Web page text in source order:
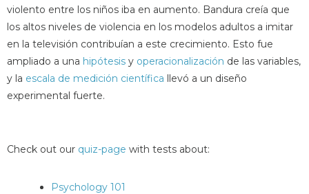
violento entre los niños iba en aumento. Bandura creía que
los altos niveles de violencia en los modelos adultos a imitar
en la televisión contribuían a este crecimiento. Esto fue
ampliado a una hipótesis y operacionalización de las variables,
y la escala de medición científica llevó a un diseño
experimental fuerte.
Check out our quiz-page with tests about:
Psychology 101